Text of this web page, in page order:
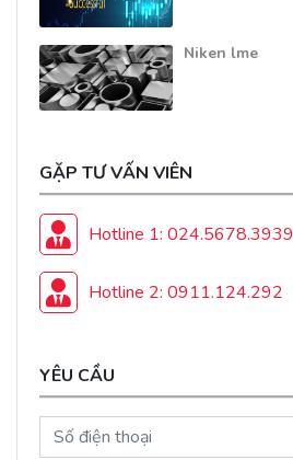
Niken lme
GẶP TƯ VẤN VIÊN
Hotline 1: 024.5678.3939
Hotline 2: 0911.124.292
YÊU CẦU